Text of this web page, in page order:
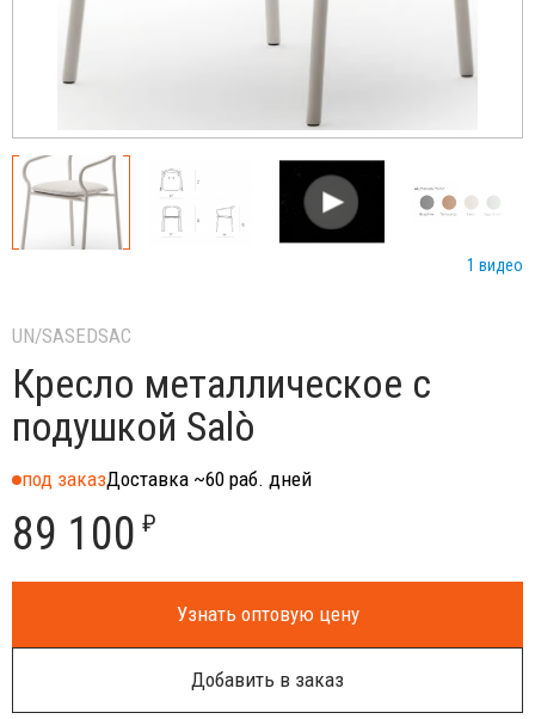
1 видео
UN/SASEDSAC
Кресло металлическое с
подушкой Salò
под заказДоставка ~60 раб. дней
89 100 ₽
Узнать оптовую цену
Добавить в заказ